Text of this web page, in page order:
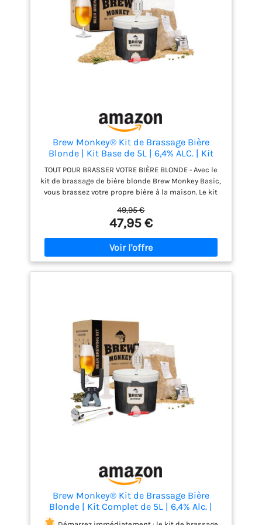
Brew Monkey® Kit de Brassage Bière
Blonde | Kit Base de 5L | 6,4% ALC. | Kit
Fabrication Bière | Idée Cadeau Homme |
Kit Bière | Coffret Cadeau Homme
TOUT POUR BRASSER VOTRE BIÈRE BLONDE - Avec le
kit de brassage de bière blonde Brew Monkey Basic,
vous brassez votre propre bière à la maison. Le kit
barboteur et robinet de soutirage, du malt
fraîchement concassé, du houblon, de la levure, un
guide en français et un accès aux vidéos
d'instructions. PARFAIT POUR DÉBUTER - Vous n'avez
jamais brassé de bière ? Aucun souci. Le guide clair
en français et les vidéos pratiques vous
Vous obtenez ainsi une bière blonde savoureuse
d'environ 6,4 % vol. CE QU'IL VOUS FAUT À LA MAISON -
Prévoyez deux casseroles d'environ 7 litres, une
passoire, une cuillère de cuisine, un thermomètre,
du sucre cristallisé et 13 bouteilles vides à
fermeture mécanique. UNE IDÉE CADEAU ORIGINALE
POUR AMATEURS DE BIÈRE - Un cadeau complet et
convivial pour un anniversaire, la Fête des Pères,
Noël ou une journée de brassage à la maison. Vous
offrez plus qu'une bière : une véritable expérience
49,95 €
47,95 €
Brew Monkey® Kit de Brassage Bière
Blonde | Kit Complet de 5L | 6,4% Alc. |
Fabrication Bière | Idée Cadeau Homme |